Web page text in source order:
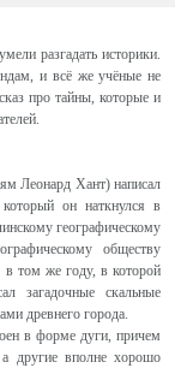
разгадать историки.
и всё же учёные не
про тайны, которые и
Леонард Хант) написал
он наткнулся в
географическому
обществу
в том же году, в которой
загадочные скальные
древнего города.
в форме дуги, причем
другие вполне хорошо